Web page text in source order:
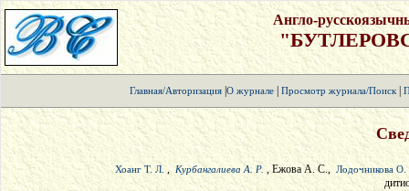
Англо-
Главная/Авторизация| О журнале| Просмотр журнала/Поиск|
Хоанг Т. Л., Курбангалиева А. Р. , Ежова А. С., Лодочникова